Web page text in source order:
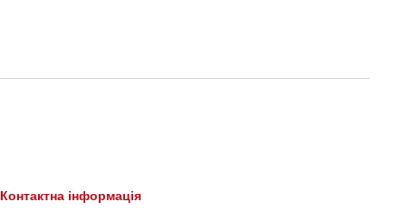
Контактна інформація